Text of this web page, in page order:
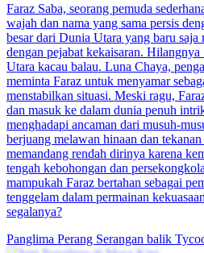
Faraz Saba, seorang pemuda
wajah dan nama yang sama persis
besar dari Dunia Utara yang baru saja
dengan pejabat kekaisaran. Hilangnya
Utara kacau balau. Luna Chaya,
meminta Faraz untuk menyamar
menstabilkan situasi. Meski ragu,
dan masuk ke dalam dunia penuh
menghadapi ancaman dari musuh-
berjuang melawan hinaan dan
memandang rendah dirinya karena
tengah kebohongan dan
mampukah Faraz bertahan sebagai
tenggelam dalam permainan
segalanya?
Panglima Perang Serangan balik